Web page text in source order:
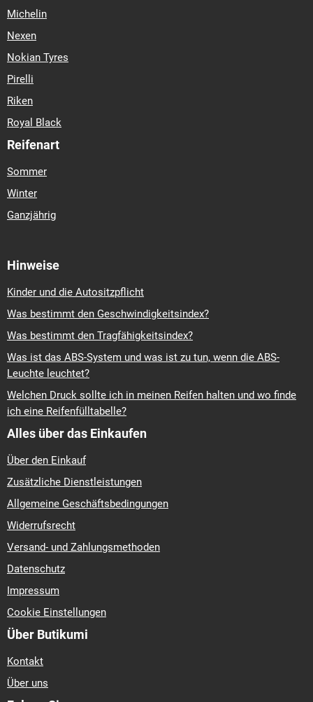
Michelin
Nexen
Nokian Tyres
Pirelli
Riken
Royal Black
Reifenart
Sommer
Winter
Ganzjährig
Hinweise
Kinder und die Autositzpflicht
Was bestimmt den Geschwindigkeitsindex?
Was bestimmt den Tragfähigkeitsindex?
Was ist das ABS-System und was ist zu tun, wenn die ABS-
Leuchte leuchtet?
Welchen Druck sollte ich in meinen Reifen halten und wo finde
ich eine Reifenfülltabelle?
Alles über das Einkaufen
Über den Einkauf
Zusätzliche Dienstleistungen
Allgemeine Geschäftsbedingungen
Widerrufsrecht
Versand- und Zahlungsmethoden
Datenschutz
Impressum
Cookie Einstellungen
Über Butikumi
Kontakt
Über uns